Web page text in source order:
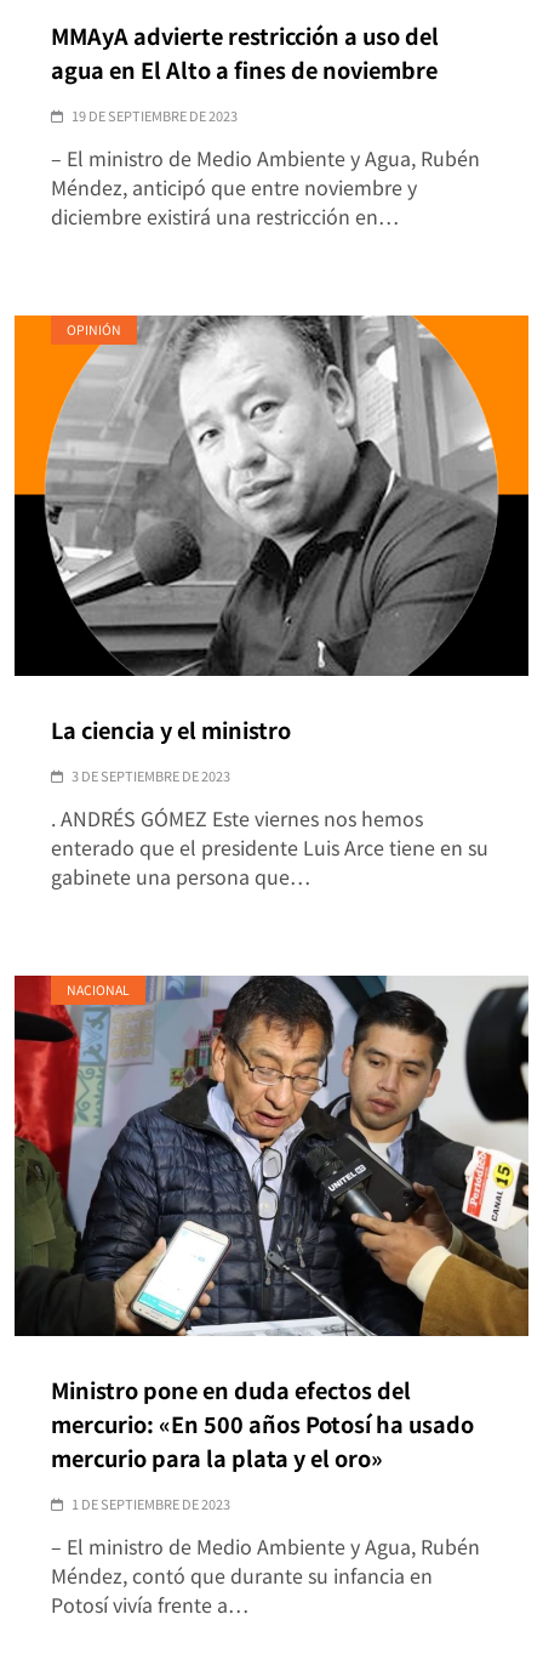
MMAyA advierte restricción a uso del
agua en El Alto a fines de noviembre
19 DE SEPTIEMBRE DE 2023
– El ministro de Medio Ambiente y Agua, Rubén
Méndez, anticipó que entre noviembre y
diciembre existirá una restricción en…
OPINIÓN
La ciencia y el ministro
3 DE SEPTIEMBRE DE 2023
. ANDRÉS GÓMEZ Este viernes nos hemos
enterado que el presidente Luis Arce tiene en su
gabinete una persona que…
NACIONAL
Ministro pone en duda efectos del
mercurio: «En 500 años Potosí ha usado
mercurio para la plata y el oro»
1 DE SEPTIEMBRE DE 2023
– El ministro de Medio Ambiente y Agua, Rubén
Méndez, contó que durante su infancia en
Potosí vivía frente a…